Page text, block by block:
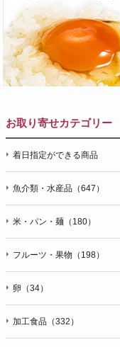
お取り寄せカテゴリー
着日指定ができる商品
魚介類・水産品（647）
米・パン・麺（180）
フルーツ・果物（198）
卵（34）
加工食品（332）